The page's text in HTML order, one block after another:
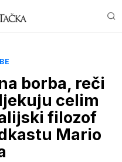
borba, reči
celim
filozof
Mario